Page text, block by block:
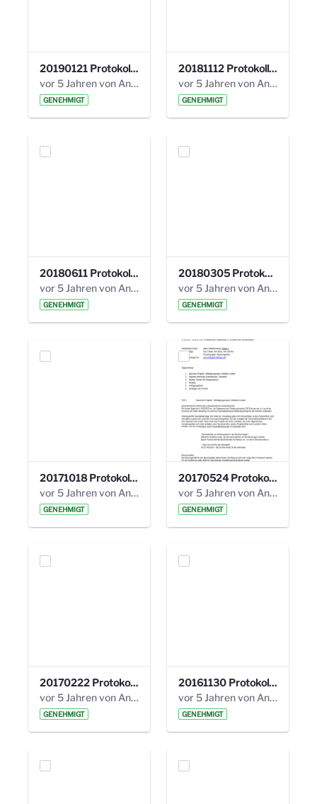
20190121 Protokoll 25. Steuerungskreis.pdf
vor 5 Jahren von Anni Schlumberger
GENEHMIGT
20181112 Protokoll 24. Steuerungskreis.pdf
vor 5 Jahren von Anni Schlumberger
GENEHMIGT
20180611 Protokoll 23. Steuerungskreis.pdf
vor 5 Jahren von Anni Schlumberger
GENEHMIGT
20180305 Protokoll 22. Steuerungskreis.pdf
vor 5 Jahren von Anni Schlumberger
GENEHMIGT
20171018 Protokoll 21. Steuerungskreis.pdf
vor 5 Jahren von Anni Schlumberger
GENEHMIGT
20170524 Protokoll 20. Steuerungskreis.pdf
vor 5 Jahren von Anni Schlumberger
GENEHMIGT
20170222 Protokoll 19. Steuerungskreis.pdf
vor 5 Jahren von Anni Schlumberger
GENEHMIGT
20161130 Protokoll 18. Steuerungskreis.pdf
vor 5 Jahren von Anni Schlumberger
GENEHMIGT